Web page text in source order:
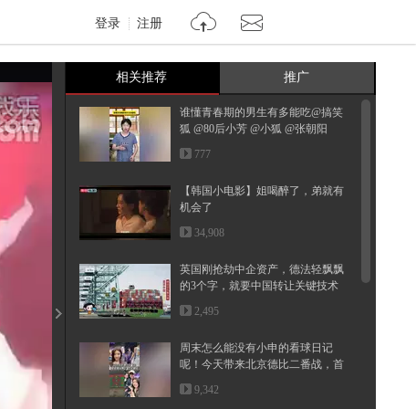
登录 注册
相关推荐 推广
谁懂青春期的男生有多能吃@搞笑
狐 @80后小芳 @小狐 @张朝阳
777
【韩国小电影】姐喝醉了，弟就有
机会了
34,908
英国刚抢劫中企资产，德法轻飘飘
的3个字，就要中国转让关键技术
2,495
周末怎么能没有小申的看球日记
呢！今天带来北京德比二番战，首
钢和...
9,342